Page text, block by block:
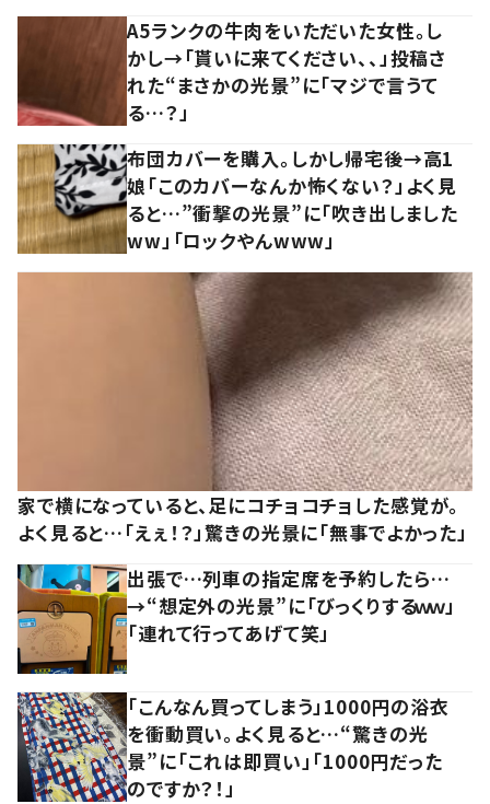
A5ランクの牛肉をいただいた女性。し
かし→「貰いに来てください、、」投稿さ
れた“まさかの光景”に「マジで言うて
る…？」
布団カバーを購入。しかし帰宅後→高1
娘「このカバーなんか怖くない？」よく見
ると…”衝撃の光景”に「吹き出しました
ww」「ロックやんwww」
家で横になっていると、足にコチョコチョした感覚が。
よく見ると…「えぇ！？」驚きの光景に「無事でよかった」
出張で…列車の指定席を予約したら…
→“想定外の光景”に「びっくりするｗｗ」
「連れて行ってあげて笑」
「こんなん買ってしまう」1000円の浴衣
を衝動買い。よく見ると…“驚きの光
景”に「これは即買い」「1000円だった
のですか？！」